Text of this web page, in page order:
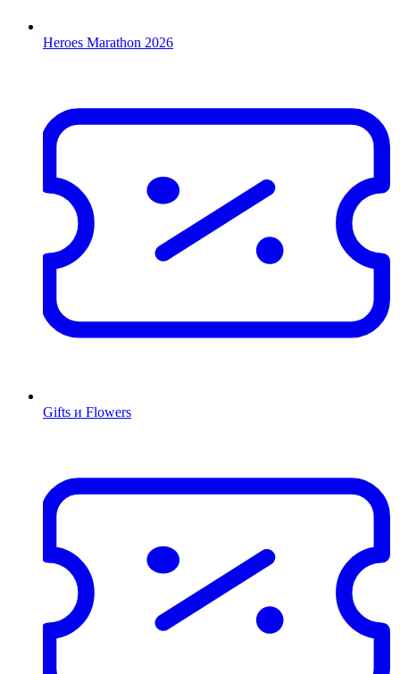
Heroes Marathon 2026
Gifts и Flowers